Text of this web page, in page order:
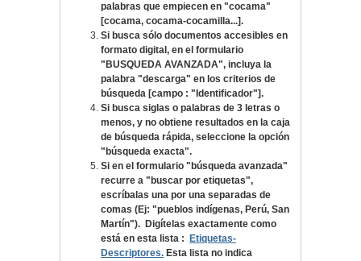
palabras que empiecen en "cocama"
[cocama, cocama-cocamilla...].
Si busca sólo documentos accesibles en
formato digital, en el formulario
"BUSQUEDA AVANZADA", incluya la
palabra "descarga" en los criterios de
búsqueda [campo : "Identificador"].
Si busca siglas o palabras de 3 letras o
menos, y no obtiene resultados en la caja
de búsqueda rápida, seleccione la opción
"búsqueda exacta".
Si en el formulario "búsqueda avanzada"
recurre a "buscar por etiquetas",
escríbalas una por una separadas de
comas (Ej: "pueblos indígenas, Perú, San
Martín"). Digítelas exactamente como
está en esta lista :
Etiquetas-
Descriptores. Esta lista no indica